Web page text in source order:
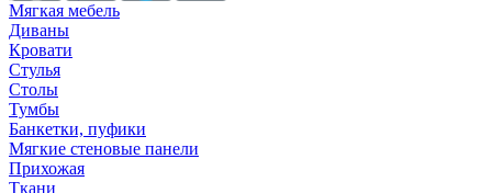
Мягкая мебель
Диваны
Кровати
Стулья
Столы
Тумбы
Банкетки, пуфики
Мягкие стеновые панели
Прихожая
Ткани